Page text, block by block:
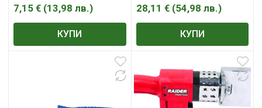
7,15 € (13,98 лв.)
КУПИ
28,11 € (54,98 лв.)
КУПИ